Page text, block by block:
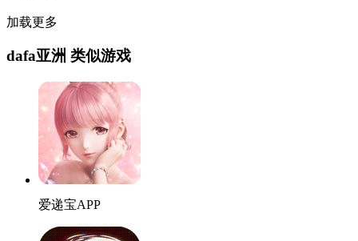
加载更多
dafa亚洲 类似游戏
爱递宝APP